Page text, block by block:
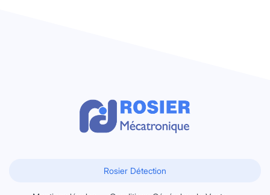
Rosier Détection